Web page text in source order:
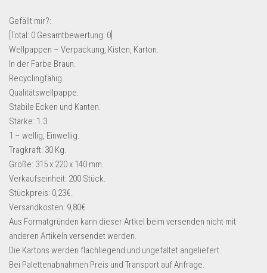
Multimedia & Elektro
Münzen
Schuhe & Accessoires
Sport & Freizeit
Uhren & Schmuck
Wohnen & Einrichten
Restposten-Angebote
Restposten für Privatpersonen
eBay Restposten kaufen
Sonderposten-Angebote
Saison & Eventprodkte
Dropshipping-Produkte
Gefällt mir?:
[Total: 0 Gesamtbewertung: 0
Wellpappen – Verpackung, Kisten, Karton.
In der Farbe Braun.
Recyclingfähig.
Qualitätswellpappe.
Stabile Ecken und Kanten.
Stärke: 1.3
1 – wellig, Einwellig.
Tragkraft: 30 Kg.
Größe: 315 x 220 x 140 mm.
Verkaufseinheit: 200 Stück.
Stückpreis: 0,23€.
Versandkosten: 9,80€
Aus Formatgründen kann dieser Artkel beim versenden nicht mit
anderen Artikeln versendet werden.
Die Kartons werden flachliegend und ungefaltet angeliefert.
Bei Palettenabnahmen Preis und Transport auf Anfrage.